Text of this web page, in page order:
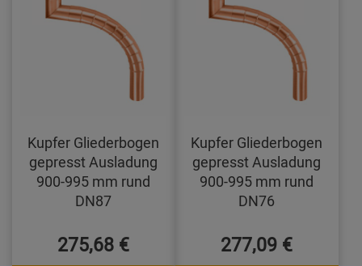
Kupfer Gliederbogen
gepresst Ausladung
900-995 mm rund
DN87
275,68 €
Kupfer Gliederbogen
gepresst Ausladung
900-995 mm rund
DN76
277,09 €